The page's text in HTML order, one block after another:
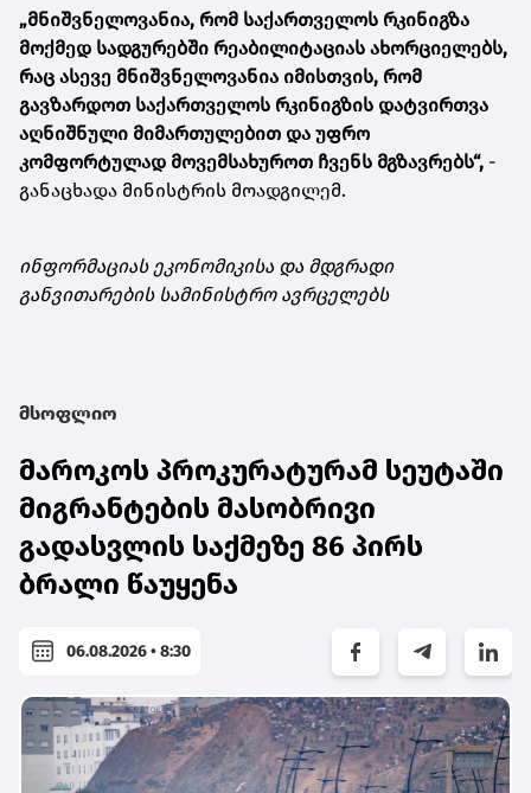
„მნიშვნელოვანია, რომ საქართველოს რკინიგზა
მოქმედ სადგურებში რეაბილიტაციას ახორციელებს,
რაც ასევე მნიშვნელოვანია იმისთვის, რომ
გავზარდოთ საქართველოს რკინიგზის დატვირთვა
აღნიშნული მიმართულებით და უფრო
კომფორტულად მოვემსახუროთ ჩვენს მგზავრებს“, -
განაცხადა მინისტრის მოადგილემ.
ინფორმაციას ეკონომიკისა და მდგრადი
განვითარების სამინისტრო ავრცელებს
მსოფლიო
მაროკოს პროკურატურამ სეუტაში
მიგრანტების მასობრივი
გადასვლის საქმეზე 86 პირს
ბრალი წაუყენა
06.08.2026 • 8:30